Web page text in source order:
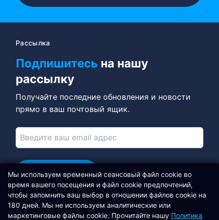
Рассылка
Подпишитесь на нашу
рассылку
Получайте последние обновления и новости
прямо в ваш почтовый ящик.
Подписаться
Подключайтесь в LinkedIn
Libertas Software Research Ltd
Мы используем временный сеансовый файл cookie во
время вашего посещения и файл cookie предпочтений,
чтобы запомнить ваш выбор в отношении файлов cookie на
180 дней. Мы не используем аналитические или
маркетинговые файлы cookie. Прочитайте нашу Политика